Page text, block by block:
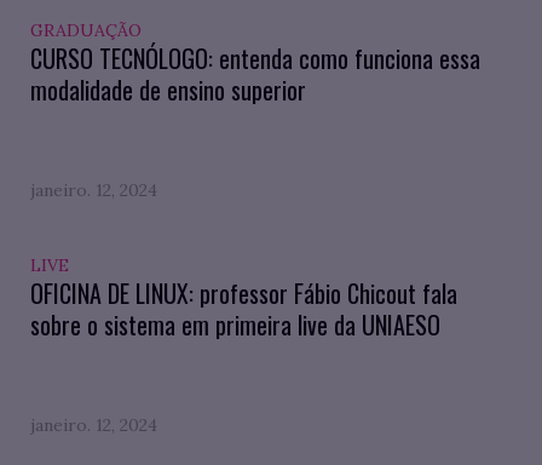
GRADUAÇÃO
CURSO TECNÓLOGO: entenda como funciona essa
modalidade de ensino superior
janeiro. 12, 2024
LIVE
OFICINA DE LINUX: professor Fábio Chicout fala
sobre o sistema em primeira live da UNIAESO
janeiro. 12, 2024